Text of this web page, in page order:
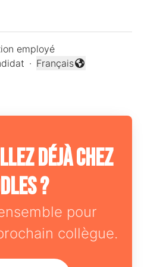
employé
·
Changer la langue
Français
déjà chez
?
pour
collègue.